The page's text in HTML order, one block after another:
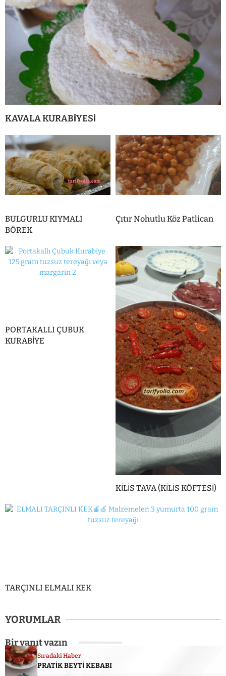
Sıradaki Haber
PRATİK BEYTİ KEBABI
KAVALA KURABİYESİ
BULGURLU KIYMALI
BÖREK
Çıtır Nohutlu Köz Patlican
PORTAKALLI ÇUBUK
KURABİYE
KİLİS TAVA (KİLİS KÖFTESİ)
TARÇINLI ELMALI KEK
YORUMLAR
Bir yanıt yazın
Yorum yapabilmek içinoturum açmalısınız